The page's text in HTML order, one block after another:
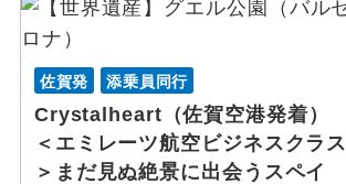
マヨルカ島
リェイダ
佐賀発 添乗員同行
Crystalheart（佐賀空港発着）
＜エミレーツ航空ビジネスクラス
＞まだ見ぬ絶景に出会うスペイ